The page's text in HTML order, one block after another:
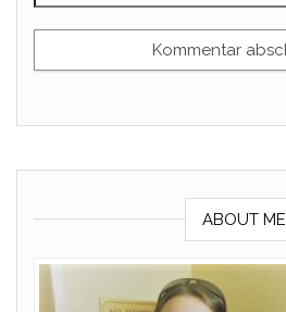
ABOUT ME